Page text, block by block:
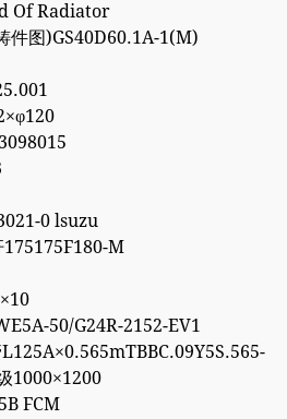
Of Radiator
件图)GS40D60.1A-1(M)
0 lsuzu
M
50/G24R-2152-EV1
1000×1200
FCM